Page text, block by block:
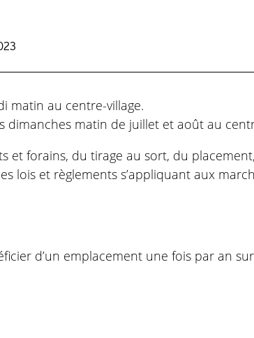
matin au centre-village.
dimanches matin de juillet et août au
et forains, du tirage au sort, du
lois et règlements s’appliquant aux
d’un emplacement une fois par an